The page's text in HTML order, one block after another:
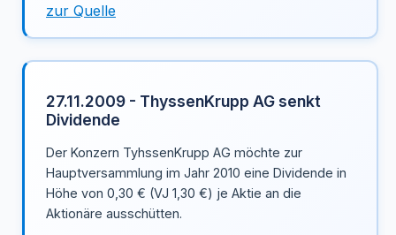
zur Quelle
27.11.2009 - ThyssenKrupp AG senkt
Dividende
Der Konzern TyhssenKrupp AG möchte zur
Hauptversammlung im Jahr 2010 eine Dividende in
Höhe von 0,30 € (VJ 1,30 €) je Aktie an die
Aktionäre ausschütten.